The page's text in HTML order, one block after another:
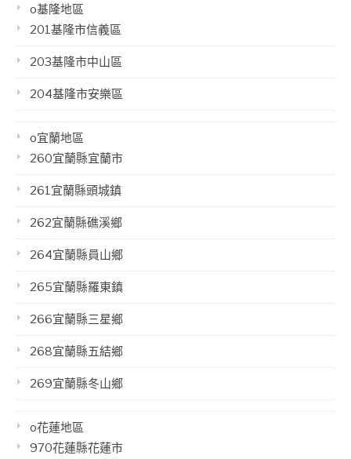
o基隆地區
201基隆市信義區
203基隆市中山區
204基隆市安樂區
o宜蘭地區
260宜蘭縣宜蘭市
261宜蘭縣頭城鎮
262宜蘭縣礁溪鄉
264宜蘭縣員山鄉
265宜蘭縣羅東鎮
266宜蘭縣三星鄉
268宜蘭縣五結鄉
269宜蘭縣冬山鄉
o花蓮地區
970花蓮縣花蓮市